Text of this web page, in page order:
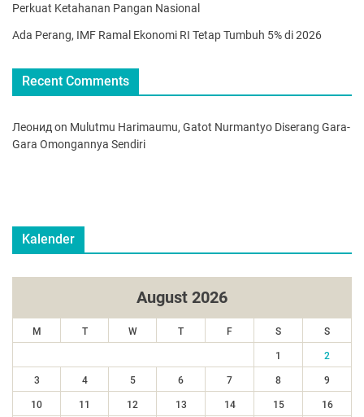
Perkuat Ketahanan Pangan Nasional
Ada Perang, IMF Ramal Ekonomi RI Tetap Tumbuh 5% di 2026
Recent Comments
Леонид on Mulutmu Harimaumu, Gatot Nurmantyo Diserang Gara-
Gara Omongannya Sendiri
Kalender
August 2026
M T W T F S S
1 2
3 4 5 6 7 8 9
10 11 12 13 14 15 16